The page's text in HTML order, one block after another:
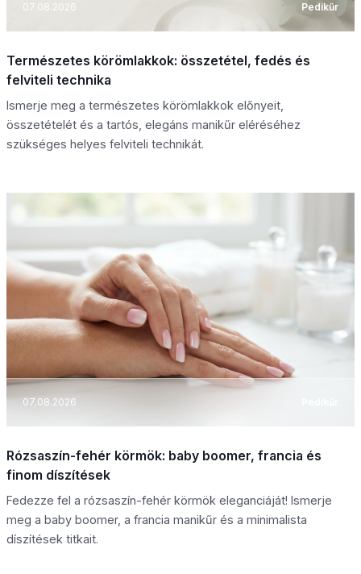
07.08.2026 Pedikűr
Természetes körömlakkok: összetétel, fedés és
felviteli technika
Ismerje meg a természetes körömlakkok előnyeit,
összetételét és a tartós, elegáns manikűr eléréséhez
szükséges helyes felviteli technikát.
07.08.2026
Rózsaszín-fehér körmök: baby boomer, francia és
finom díszítések
Fedezze fel a rózsaszín-fehér körmök eleganciáját! Ismerje
meg a baby boomer, a francia manikűr és a minimalista
díszítések titkait.